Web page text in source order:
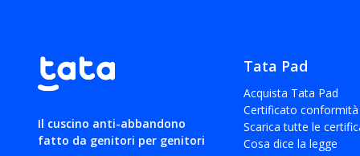
Il cuscino anti-abbandono
fatto da genitori per genitori
Tata Pad
Acquista Tata Pad
Certificato conformità
Scarica tutte le
Cosa dice la legge